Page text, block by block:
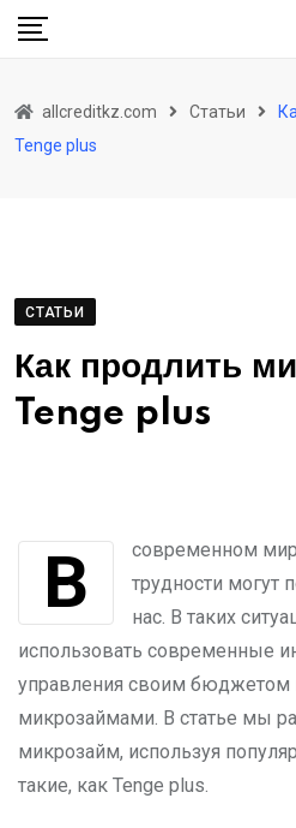
Skip
allcreditkz.com Статьи
Tenge plus
СТАТЬИ
Как продлить
Tenge plus
В современном мире финансовые
трудности могут
нас. В таких
использовать современные
управления своим бюджетом
микрозаймами. В статье мы
микрозайм, используя
такие, как Tenge plus.